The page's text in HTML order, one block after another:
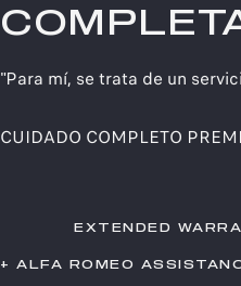
"Para mí, se trata de un
CUIDADO COMPLETO
EXTENDED
+ ALFA ROMEO